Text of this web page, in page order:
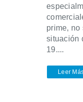
prime, no
situación
19....
Leer